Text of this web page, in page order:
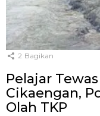
2 Bagikan
Pelajar
Cikaengan,
Olah TKP